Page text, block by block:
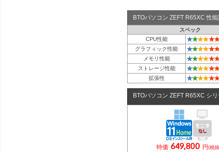
BTOパソコン ZEFT R65XC 性
スペック
CPU性能
★★★★★★
グラフィック性能 ★★★★★★
メモリ性能 ★★★★★★
ストレージ性能 ★★★★★★
拡張性 ★★★★★★
BTOパソコン ZEFT R65XC シ
特価 649,800 円(税